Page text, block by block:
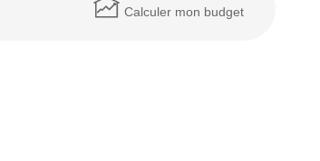
Calculer mon budget